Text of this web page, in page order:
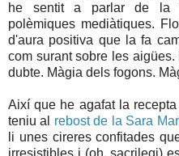
he sentit a parlar de la
polèmiques mediàtiques.
d'aura positiva que la fa
com surant sobre les
dubte. Màgia dels fogons.
Així que he agafat la
teniu al
rebost de la Sara
li unes cireres confitades